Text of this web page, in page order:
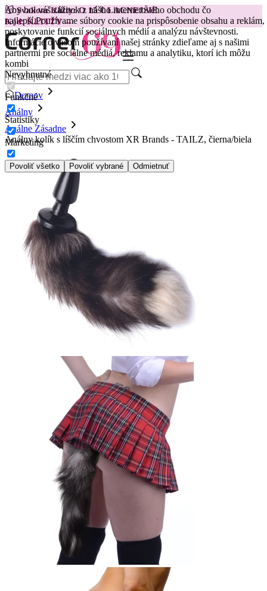
Aby bol váš zážitok z nášho internetového obchodu čo
najlepší.Používame súbory cookie na prispôsobenie obsahu a reklám,
poskytovanie funkcií sociálnych médií a analýzu návštevnosti.
Informácie o vašom používaní našej stránky zdieľame aj s našimi
partnermi pre sociálne médiá, reklamu a analytiku, ktorí ich môžu
kombi
Nevyhnutné
Funkčné
Štatistiky
Marketing
Povoliť všetko Povoliť vybrané Odmietnuť
😽Svakom Klitty: O 15 € LACNEJŠIE
Kód: KLITTY →
Domov
Análny
Análne Zásadne
Análny kolík s líščím chvostom XR Brands - TAILZ, čierna/biela